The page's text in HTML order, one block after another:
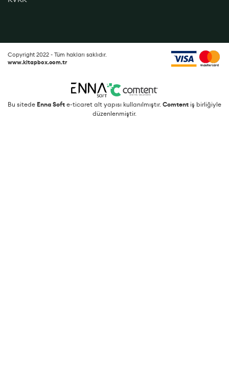
Copyright 2022 - Tüm hakları saklıdır.
www.kitapbox.com.tr
Bu sitede Enna Soft e-ticaret alt yapısı kullanılmıştır. Comtent iş birliğiyle
düzenlenmiştir.